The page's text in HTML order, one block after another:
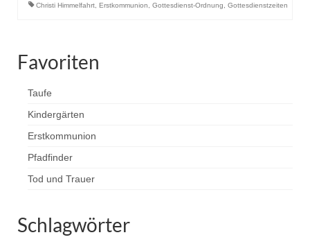
Christi Himmelfahrt Erstkommunion Gottesdienst-Ordnung Gottesdienstzeiten
Favoriten
Taufe
Kindergärten
Erstkommunion
Pfadfinder
Tod und Trauer
Schlagwörter